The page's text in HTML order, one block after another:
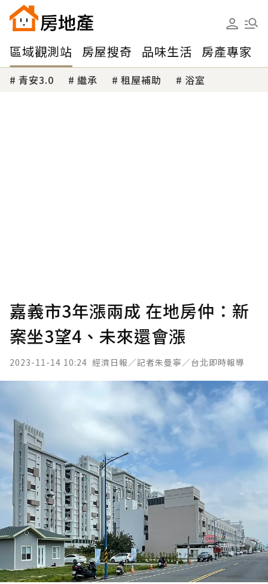
區域觀測站 房屋搜奇 品味生活 房產專家
青安3.0 繼承 租屋補助 浴室
嘉義市3年漲兩成 在地房仲：新
案坐3望4、未來還會漲
2023-11-14 10:24 經濟日報／記者朱曼寧／台北即時報導